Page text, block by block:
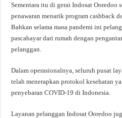
Sementara itu di gerai Indosat Ooredoo
penawaran menarik program cashback
Bahkan selama masa pandemi ini
pascabayar dari rumah dengan
pelanggan.
Dalam operasionalnya, seluruh pusat
telah menerapkan protokol kesehatan
penyebaran COVID-19 di Indonesia.
Layanan pelanggan Indosat Ooredoo